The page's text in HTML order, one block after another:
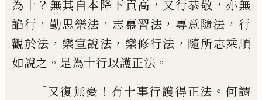
為十 ？ 無其 自本降下貢高 ， 又行恭敬 ，亦無
諂行 ， 勤思樂法 ， 志慕習法 ， 專意隨法 ， 行
觀於法 ， 樂宣說法 ， 樂修行法 ， 隨所志乘順
如說之 。 是為十行以護正法 。
「又復無憂 ！ 有十事行護得正法 。 何謂